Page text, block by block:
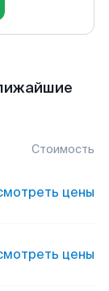
Стоимость
цены
цены